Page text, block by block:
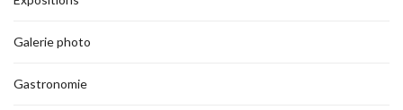
Galerie photo
Gastronomie